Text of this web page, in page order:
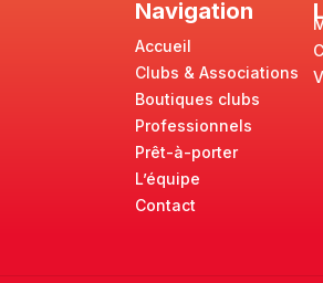
Navigation
Accueil
Clubs & Associations
Boutiques clubs
Professionnels
Prêt-à-porter
L’équipe
Contact